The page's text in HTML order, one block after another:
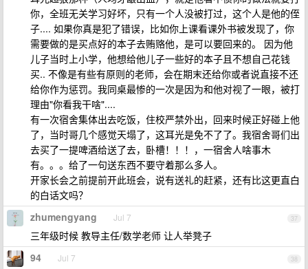
你，全班无关学习好坏，只有一个人没被打过，这个人是他的侄
子.... 如果你真是犯了错误，比如你上课看课外书被发现了，你
需要做的是买点好的本子去贿赂他，是可以要回来的。 因为他
儿子当时上小学，他想给他儿子一些好的本子且不想自己花钱
买.. 不像是有些有原则的老师，会在期末还给你或者说直接不还
给你作为惩罚。我同桌最惨的一次是因为和他对视了一眼，被打
理由"你看我干啥"....
有一次宿舍集体出去吃饭，住校严禁外出，回来时候正好碰上他
了，当时哥几个感觉天塌了，这耳光是免不了了。我宿舍哥们出
去买了一提啤酒给送了去，卧槽！！！，一宿舍人啥事木
有。。。给了一句送东西不要守着那么多人。
开家长会之前提前开此班会，说有送礼的赶紧，还有比这更直白
的白话文吗？
37
zhumengyang Jul 7
三年级时候 教导主任/数学老师 让人举凳子
38
94 Jul 7